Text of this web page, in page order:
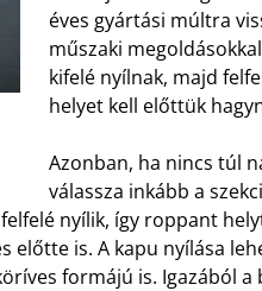
éves gyártási múltra
műszaki
kifelé nyílnak, majd
helyet kell előttük
Azonban, ha nincs túl
válassza inkább a
nyílik, így roppant
előtte is. A kapu nyílása
formájú is. Igazából